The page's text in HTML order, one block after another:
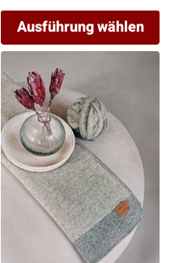
Ausführung wählen
Dieses
Produkt
weist
mehrere
Varianten
auf.
Die
Optionen